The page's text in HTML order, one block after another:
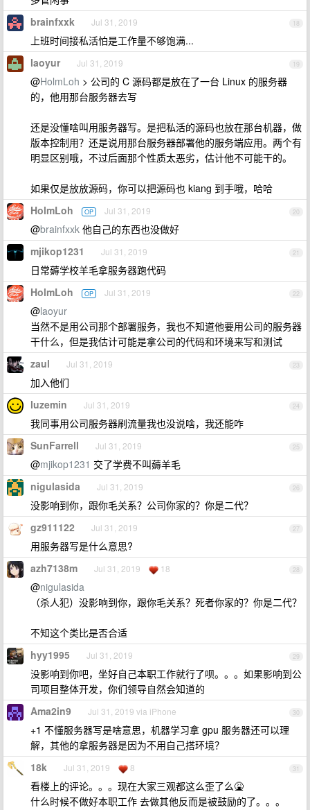
18
brainfxxk Jul 31, 2019
上班时间接私活怕是工作量不够饱满...
19
laoyur Jul 31, 2019
@HolmLoh > 公司的 C 源码都是放在了一台 Linux 的服务器
的，他用那台服务器去写
还是没懂啥叫用服务器写。是把私活的源码也放在那台机器，做
版本控制用？还是说用那台服务器部署他的服务端应用。两个有
明显区别哦，不过后面那个性质太恶劣，估计他不可能干的。
如果仅是放放源码，你可以把源码也 kiang 到手哦，哈哈
20
HolmLoh OP Jul 31, 2019
@brainfxxk 他自己的东西也没做好
21
mjikop1231 Jul 31, 2019
日常薅学校羊毛拿服务器跑代码
22
HolmLoh OP Jul 31, 2019
@laoyur
当然不是用公司那个部署服务，我也不知道他要用公司的服务器
干什么，但是我估计可能是拿公司的代码和环境来写和测试
23
zaul Jul 31, 2019
加入他们
24
luzemin Jul 31, 2019
我同事用公司服务器刷流量我也没说啥，我还能咋
25
SunFarrell Jul 31, 2019
@mjikop1231 交了学费不叫薅羊毛
26
nigulasida Jul 31, 2019
没影响到你，跟你毛关系？公司你家的？你是二代？
27
gz911122 Jul 31, 2019
用服务器写是什么意思?
28
azh7138m Jul 31, 2019 18
@nigulasida
（杀人犯）没影响到你，跟你毛关系？死者你家的？你是二代？
不知这个类比是否合适
29
hyy1995 Jul 31, 2019
没影响到你吧，坐好自己本职工作就行了呗。。。如果影响到公
司项目整体开发，你们领导自然会知道的
30
Ama2in9 Jul 31, 2019 via iPhone
+1 不懂服务器写是啥意思，机器学习拿 gpu 服务器还可以理
解，其他的拿服务器是因为不用自己搭环境？
31
18k Jul 31, 2019 8
看楼上的评论。。。现在大家三观都这么歪了么🤮
什么时候不做好本职工作 去做其他反而是被鼓励的了。。。